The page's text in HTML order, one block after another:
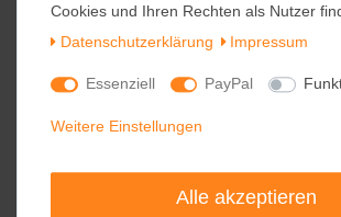
Cookies und Ihren Rechten als Nutzer
Daten­schutz­erklärung
Impressum
Essenziell PayPal
Weitere Einstellungen
Alle akzeptieren
Cookies und Ihren Rechten als Nutzer
Daten­schutz­erklärung
Impressum
Essenziell PayPal
Weitere Einstellungen
Alle akzeptieren